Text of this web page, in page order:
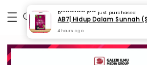
D*********** P*** just purchased
4 hours ago